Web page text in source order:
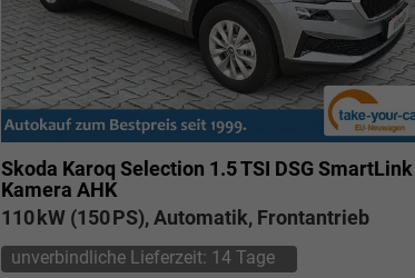
Skoda Karoq Selection 1.5 TSI DSG SmartLink
Kamera AHK
110 kW (150 PS), Automatik, Frontantrieb
unverbindliche Lieferzeit: 14 Tage